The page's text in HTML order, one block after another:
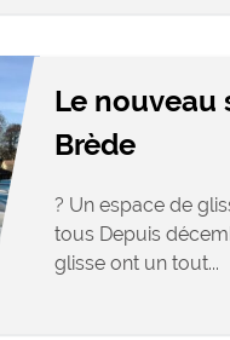
Le nouveau
Brède
? Un espace de
tous Depuis
glisse ont un tout...